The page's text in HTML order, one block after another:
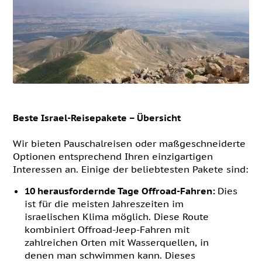
Beste Israel-Reisepakete – Übersicht
Wir bieten Pauschalreisen oder maßgeschneiderte
Optionen entsprechend Ihren einzigartigen
Interessen an. Einige der beliebtesten Pakete sind:
10 herausfordernde Tage Offroad-Fahren: Dies
ist für die meisten Jahreszeiten im
israelischen Klima möglich. Diese Route
kombiniert Offroad-Jeep-Fahren mit
zahlreichen Orten mit Wasserquellen, in
denen man schwimmen kann. Dieses